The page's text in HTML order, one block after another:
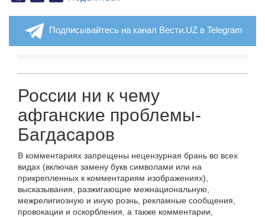
Подписывайтесь на канал Вести.UZ в Telegram
России ни к чему
афганские проблемы-
Багдасаров
В комментариях запрещены нецензурная брань во всех
видах (включая замену букв символами или на
прикрепленных к комментариям изображениях),
высказывания, разжигающие межнациональную,
межрелигиозную и иную рознь, рекламные сообщения,
провокации и оскорбления, а также комментарии,